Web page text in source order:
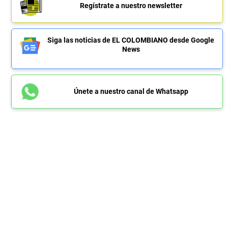
Regístrate a nuestro newsletter
Siga las noticias de EL COLOMBIANO desde Google
News
Únete a nuestro canal de Whatsapp